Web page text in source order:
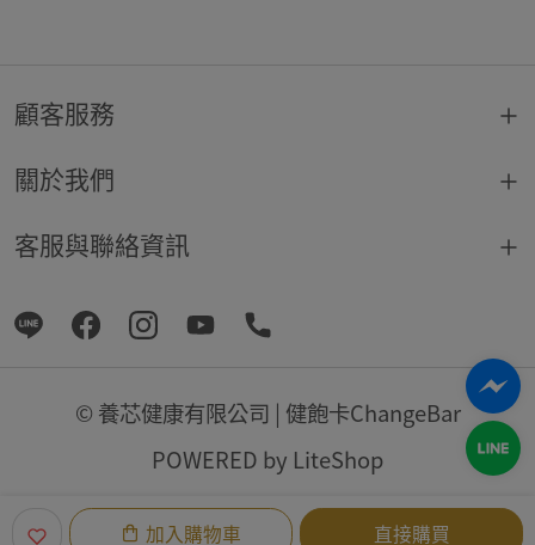
加入購物車 直接購買
顧客服務
關於我們
客服與聯絡資訊
© 養芯健康有限公司 | 健飽卡ChangeBar
POWERED by LiteShop